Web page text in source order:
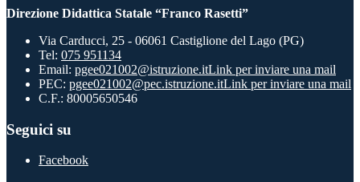
Direzione Didattica Statale “Franco Rasetti”
Via Carducci, 25 - 06061 Castiglione del Lago (PG)
Tel: 075 951134
Email: pgee021002@istruzione.itLink per inviare una mail
PEC: pgee021002@pec.istruzione.itLink per inviare una mail
C.F.: 80005650546
Seguici su
Facebook